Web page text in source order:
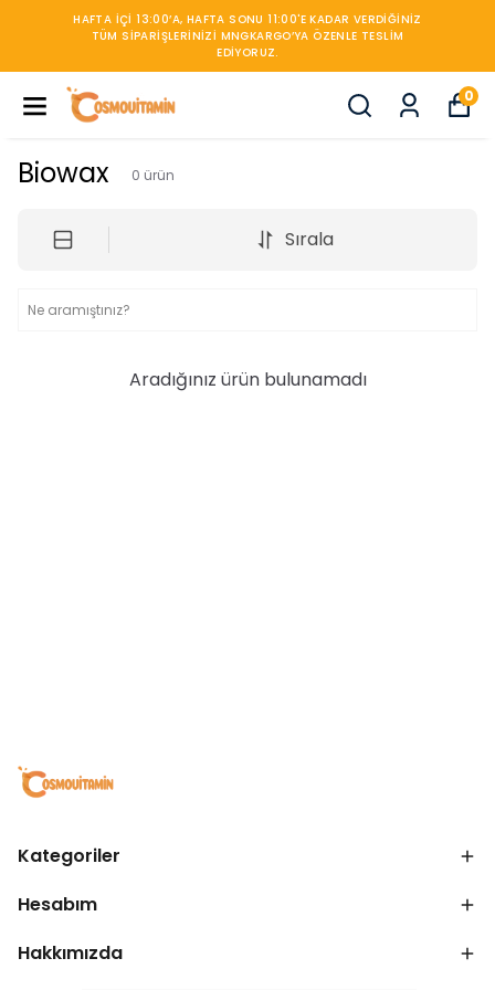
HAFTA IÇI 13:00’A, HAFTA SONU 11:00'E KADAR VERDIĞINIZ
TÜM SIPARIŞLERINIZI MNGKARGO’YA ÖZENLE TESLIM
EDIYORUZ.
0
Biowax 0 ürün
Sırala
Aradığınız ürün bulunamadı
Kategoriler
Hesabım
Hakkımızda